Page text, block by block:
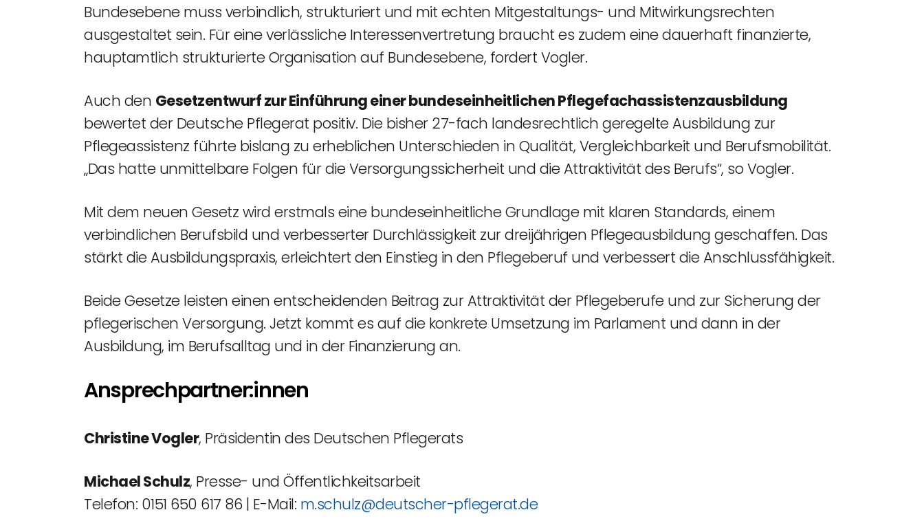
Bundesebene muss verbindlich, strukturiert und mit echten Mitgestaltungs- und Mitwirkungsrechten
ausgestaltet sein. Für eine verlässliche Interessenvertretung braucht es zudem eine dauerhaft finanzierte,
hauptamtlich strukturierte Organisation auf Bundesebene, fordert Vogler.
Auch den Gesetzentwurf zur Einführung einer bundeseinheitlichen Pflegefachassistenzausbildung
bewertet der Deutsche Pflegerat positiv. Die bisher 27-fach landesrechtlich geregelte Ausbildung zur
Pflegeassistenz führte bislang zu erheblichen Unterschieden in Qualität, Vergleichbarkeit und Berufsmobilität.
„Das hatte unmittelbare Folgen für die Versorgungssicherheit und die Attraktivität des Berufs“, so Vogler.
Mit dem neuen Gesetz wird erstmals eine bundeseinheitliche Grundlage mit klaren Standards, einem
verbindlichen Berufsbild und verbesserter Durchlässigkeit zur dreijährigen Pflegeausbildung geschaffen. Das
stärkt die Ausbildungspraxis, erleichtert den Einstieg in den Pflegeberuf und verbessert die Anschlussfähigkeit.
Beide Gesetze leisten einen entscheidenden Beitrag zur Attraktivität der Pflegeberufe und zur Sicherung der
pflegerischen Versorgung. Jetzt kommt es auf die konkrete Umsetzung im Parlament und dann in der
Ausbildung, im Berufsalltag und in der Finanzierung an.
Ansprechpartner:innen
Christine Vogler, Präsidentin des Deutschen Pflegerats
Michael Schulz, Presse- und Öffentlichkeitsarbeit
Telefon: 0151 650 617 86 | E-Mail: m.schulz@deutscher-pflegerat.de